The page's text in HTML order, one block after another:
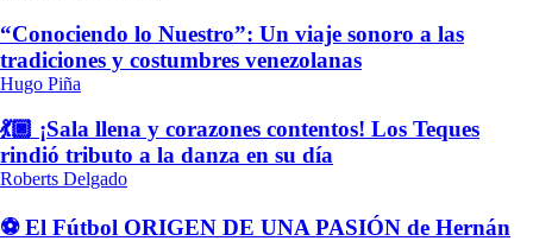
“Conociendo lo Nuestro”: Un viaje sonoro a las
tradiciones y costumbres venezolanas
Hugo Piña
💃🏿 ¡Sala llena y corazones contentos! Los Teques
rindió tributo a la danza en su día
Roberts Delgado
⚽ El Fútbol ORIGEN DE UNA PASIÓN de Hernán